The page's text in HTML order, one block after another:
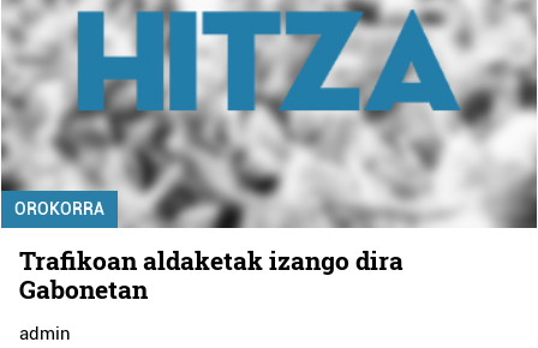
OROKORRA
Trafikoan aldaketak izango dira
Gabonetan
admin